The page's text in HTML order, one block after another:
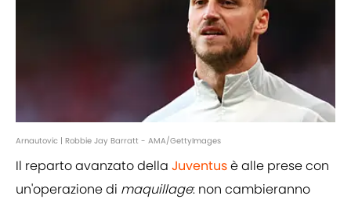
Arnautovic | Robbie Jay Barratt - AMA/GettyImages
Il reparto avanzato della Juventusè alle prese con
un'operazione di maquillage: non cambieranno